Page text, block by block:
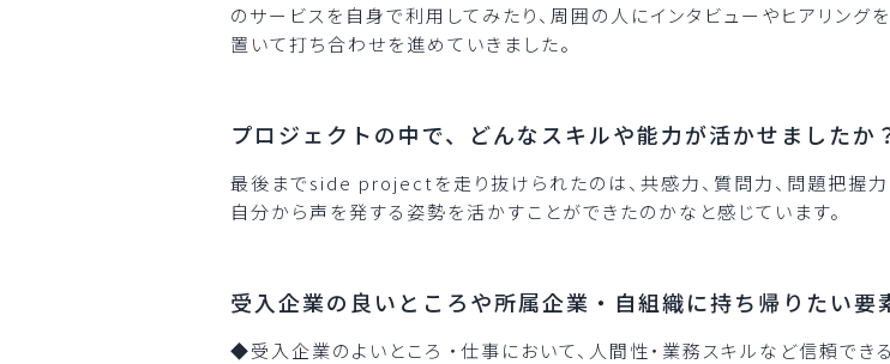
のサービスを自身で利用してみたり、周囲の人にインタビューやヒアリング
置いて打ち合わせを進めていきました。
プロジェクトの中で、どんなスキルや能力が活かせましたか
最後までside projectを走り抜けられたのは、共感力、質問力、問題把握力
自分から声を発する姿勢を活かすことができたのかなと感じています。
受入企業の良いところや所属企業・自組織に持ち帰りたい要
◆受入企業のよいところ ・仕事において、人間性・業務スキルなど信頼でき